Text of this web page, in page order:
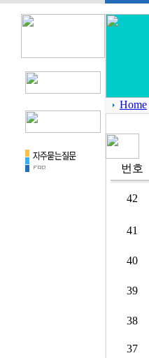
Home
번호
42
41
40
39
38
37